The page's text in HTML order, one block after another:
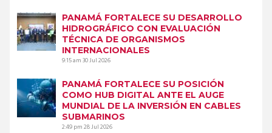
PANAMÁ FORTALECE SU DESARROLLO
HIDROGRÁFICO CON EVALUACIÓN
TÉCNICA DE ORGANISMOS
INTERNACIONALES
9:15 am30 Jul 2026
PANAMÁ FORTALECE SU POSICIÓN
COMO HUB DIGITAL ANTE EL AUGE
MUNDIAL DE LA INVERSIÓN EN CABLES
SUBMARINOS
2:49 pm28 Jul 2026